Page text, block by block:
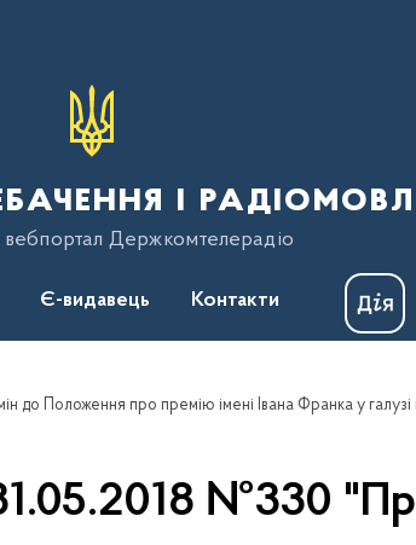
і
Держкомтелерадіо
Є-видавець Контакти
№330